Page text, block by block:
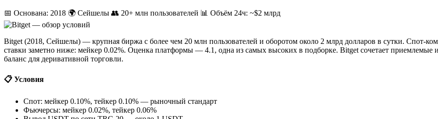
📅 Основана: 2018 🌍 Сейшелы 👥 20+ млн пользователей 📊 Объём 24ч: ~$2 млрд
Bitget (2018, Сейшелы) — крупная биржа с более чем 20 млн пользователей и оборотом около 2 млрд долларов в сутки. Спот-
ставки заметно ниже: мейкер 0.02%. Оценка платформы — 4.1, одна из самых высоких в подборке. Bitget сочетает
баланс для деривативной торговли.
📋 Условия
Спот: мейкер 0.10%, тейкер 0.10% — рыночный стандарт
Фьючерсы: мейкер 0.02%, тейкер 0.06%